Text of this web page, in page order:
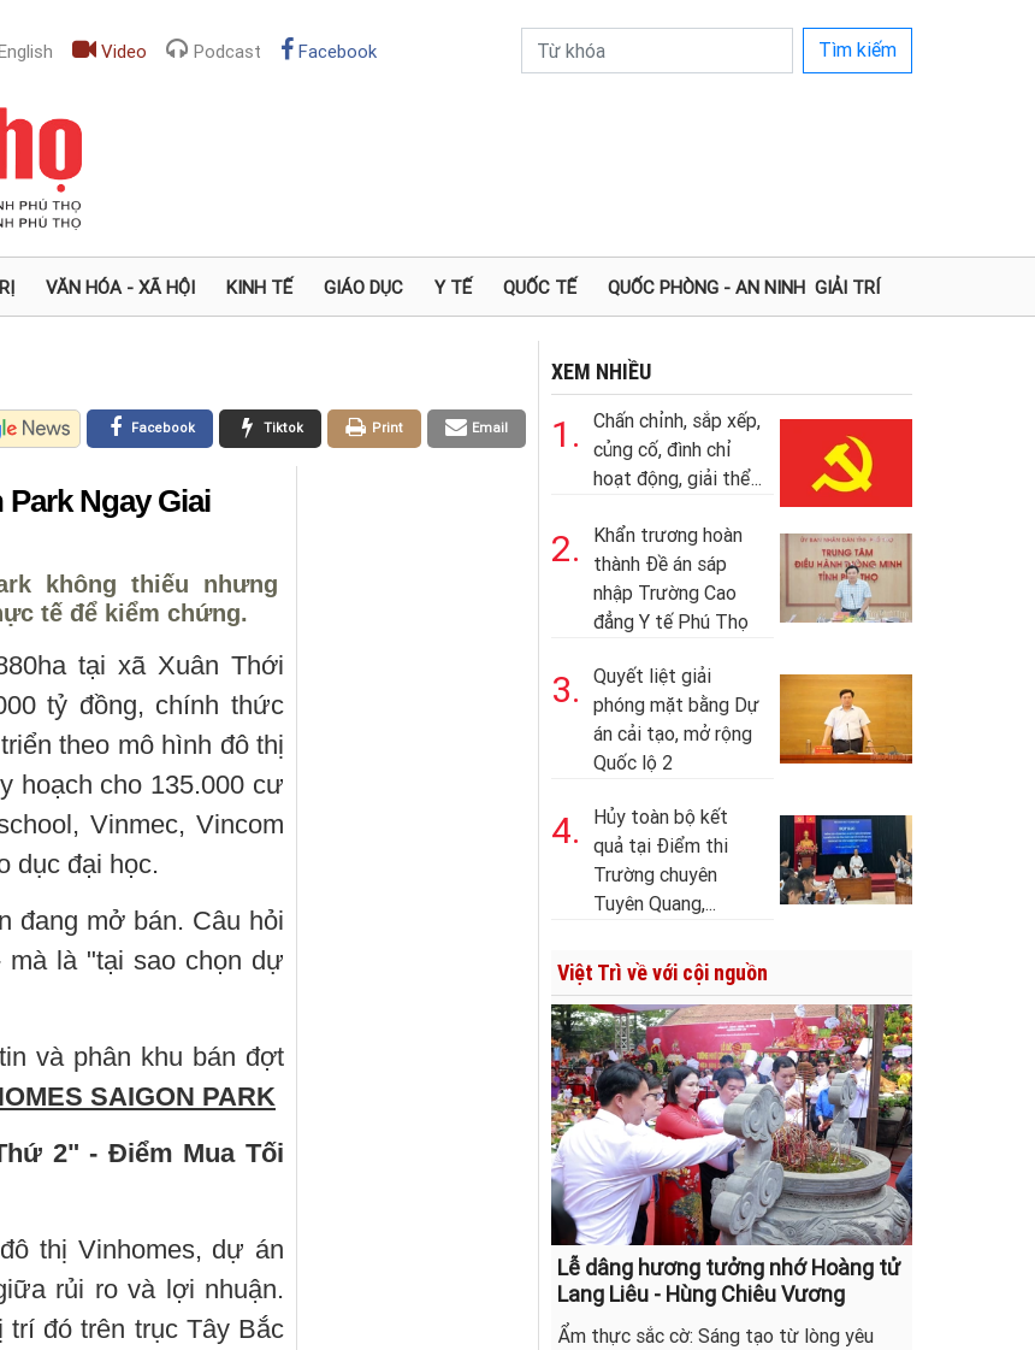
Video Podcast Facebook Tìm kiếm
VĂN HÓA - XÃ HỘI KINH TẾ GIÁO DỤC Y TẾ QUỐC TẾ QUỐC PHÒNG - AN NINH GIẢI TRÍ
Email
Print
Tiktok
Facebook
Ngay Giai
không thiếu nhưng
tế để kiểm chứng.
tại xã Xuân Thới
tỷ đồng, chính thức
theo mô hình đô thị
hoạch cho 135.000 cư
Vinmec, Vincom
dục đại học.
đang mở bán. Câu hỏi
mà là "tại sao chọn dự
và phân khu bán đợt
SAIGON PARK
2" - Điểm Mua Tối
thị Vinhomes, dự án
rủi ro và lợi nhuận.
trí đó trên trục Tây Bắc
XEM NHIỀU
1.
Chấn chỉnh, sắp xếp,
củng cố, đình chỉ
hoạt động, giải thể...
2.
Khẩn trương hoàn
thành Đề án sáp
nhập Trường Cao
đẳng Y tế Phú Thọ
3.
Quyết liệt giải
phóng mặt bằng Dự
án cải tạo, mở rộng
Quốc lộ 2
4.
Hủy toàn bộ kết
quả tại Điểm thi
Trường chuyên
Tuyên Quang,...
Việt Trì về với cội nguồn
Lễ dâng hương tưởng nhớ Hoàng tử
Lang Liêu - Hùng Chiêu Vương
Ẩm thực sắc cờ: Sáng tạo từ lòng yêu